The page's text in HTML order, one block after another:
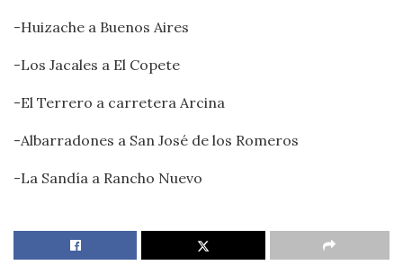
-Huizache a Buenos Aires
-Los Jacales a El Copete
-El Terrero a carretera Arcina
-Albarradones a San José de los Romeros
-La Sandía a Rancho Nuevo